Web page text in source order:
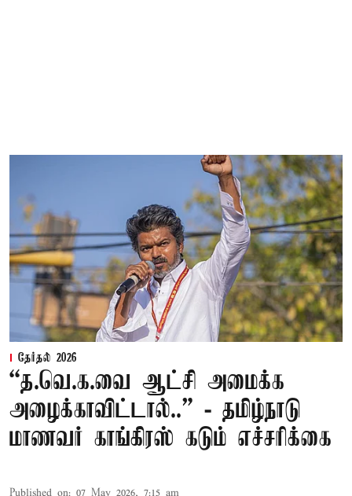
தேர்தல் 2026
“த.வெ.க.வை ஆட்சி அமைக்க
அழைக்காவிட்டால்..” - தமிழ்நாடு
மாணவர் காங்கிரஸ் கடும் எச்சரிக்கை